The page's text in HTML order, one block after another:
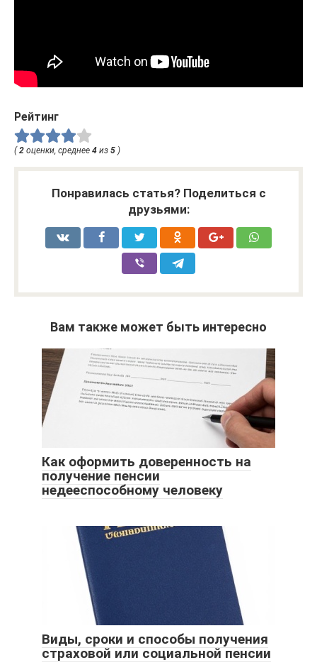
Рейтинг
( 2 оценки, среднее 4 из 5 )
Понравилась статья? Поделиться с
друзьями:
Вам также может быть интересно
Как оформить доверенность на
получение пенсии
недееспособному человеку
Виды, сроки и способы получения
страховой или социальной пенсии